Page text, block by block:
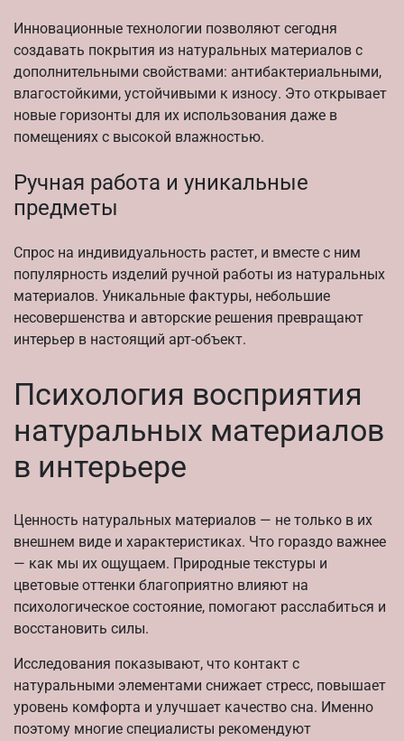
Инновационные технологии позволяют сегодня
создавать покрытия из натуральных материалов с
дополнительными свойствами: антибактериальными,
влагостойкими, устойчивыми к износу. Это открывает
новые горизонты для их использования даже в
помещениях с высокой влажностью.
Ручная работа и уникальные
предметы
Спрос на индивидуальность растет, и вместе с ним
популярность изделий ручной работы из натуральных
материалов. Уникальные фактуры, небольшие
несовершенства и авторские решения превращают
интерьер в настоящий арт-объект.
Психология восприятия
натуральных материалов
в интерьере
Ценность натуральных материалов — не только в их
внешнем виде и характеристиках. Что гораздо важнее
— как мы их ощущаем. Природные текстуры и
цветовые оттенки благоприятно влияют на
психологическое состояние, помогают расслабиться и
восстановить силы.
Исследования показывают, что контакт с
натуральными элементами снижает стресс, повышает
уровень комфорта и улучшает качество сна. Именно
поэтому многие специалисты рекомендуют